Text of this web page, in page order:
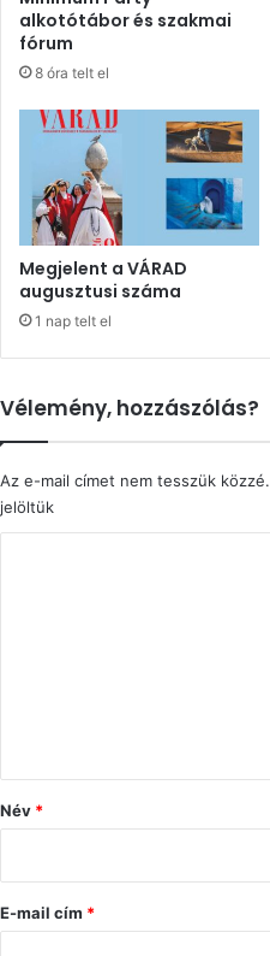
alkotótábor és szakmai
fórum
8 óra telt el
Megjelent a VÁRAD
augusztusi száma
1 nap telt el
Vélemény, hozzászólás?
Az e-mail címet nem tesszük közzé.
jelöltük
ó
s
Név *
E-mail cím *